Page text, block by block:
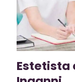
Estetista